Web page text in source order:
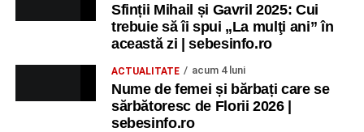
Sfinții Mihail și Gavril 2025: Cui
trebuie să îi spui „La mulţi ani” în
această zi | sebesinfo.ro
ACTUALITATE acum 4 luni
Nume de femei și bărbați care se
sărbătoresc de Florii 2026 |
sebesinfo.ro